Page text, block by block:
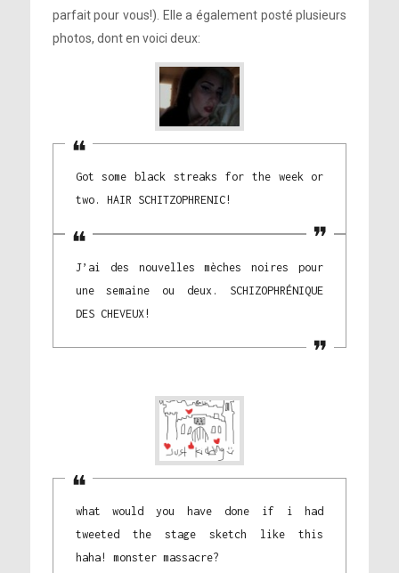
parfait pour vous!). Elle a également posté plusieurs
photos, dont en voici deux:
Got some black streaks for the week or
two. HAIR SCHITZOPHRENIC!
J’ai des nouvelles mèches noires pour
une semaine ou deux. SCHIZOPHRÉNIQUE
DES CHEVEUX!
what would you have done if i had
tweeted the stage sketch like this
haha! monster massacre?